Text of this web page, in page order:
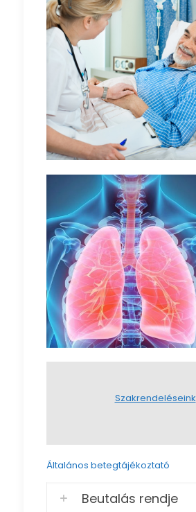
Szakrendeléseink
Általános betegtájékoztató
Beutalás rendje